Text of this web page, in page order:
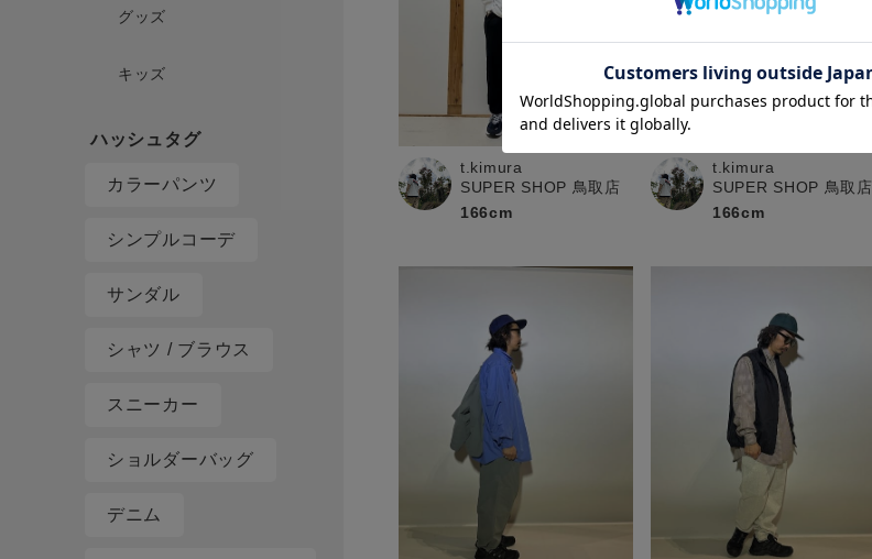
グッズ
キッズ
カラーパンツ
シンプルコーデ
サンダル
シャツ / ブラウス
スニーカー
ショルダーバッグ
デニム
t.kimura
SUPER SHOP 鳥取店
166cm
t.kimura
SUPER SHOP 鳥取店
166cm